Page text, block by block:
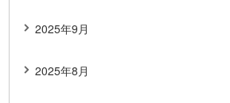
2025年9月
2025年8月